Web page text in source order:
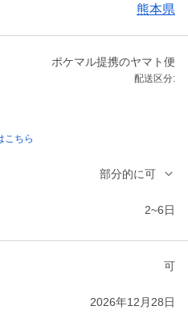
熊本県
ポケマル提携のヤマト便
配送区分:
こちら
部分的に可
2~6日
可
2026年12月28日